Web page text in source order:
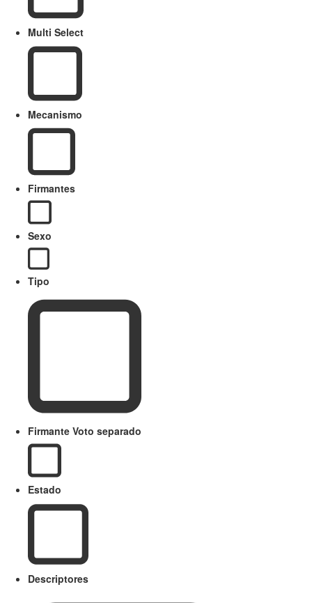
Multi Select
Mecanismo
Firmantes
Sexo
Tipo
Firmante Voto separado
Estado
Descriptores